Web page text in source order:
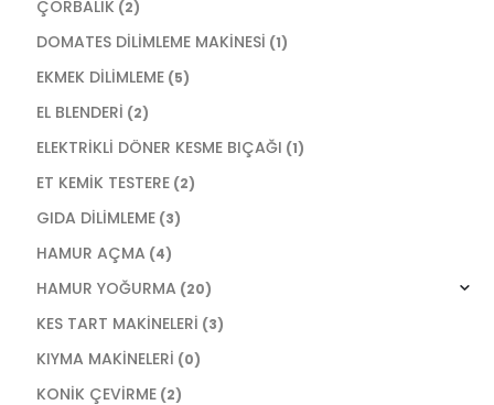
ÇORBALIK (2)
DOMATES DİLİMLEME MAKİNESİ (1)
EKMEK DİLİMLEME (5)
EL BLENDERİ (2)
ELEKTRİKLİ DÖNER KESME BIÇAĞI (1)
ET KEMİK TESTERE (2)
GIDA DİLİMLEME (3)
HAMUR AÇMA (4)
HAMUR YOĞURMA (20)
KES TART MAKİNELERİ (3)
KIYMA MAKİNELERİ (0)
KONİK ÇEVİRME (2)